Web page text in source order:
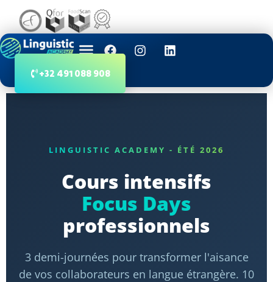
+32 491 088 908
LINGUISTIC ACADEMY - ÉTÉ 2026
Cours intensifs
Focus Days
professionnels
3 demi-journées pour transformer l'aisance
de vos collaborateurs en langue étrangère. 10